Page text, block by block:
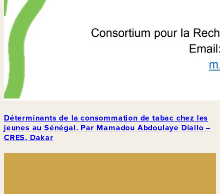
Déterminants de la consommation de tabac chez les
jeunes au Sénégal. Par Mamadou Abdoulaye Diallo –
CRES, Dakar